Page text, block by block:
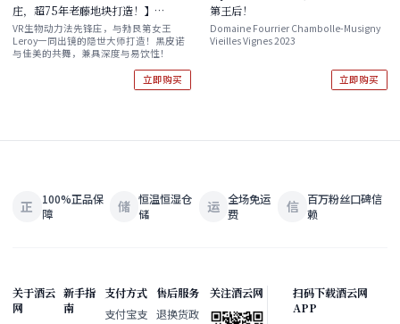
庄，超75年老藤地块打造！】
Domaine Bruno Clavelier
Bourgogne Passe-tout-grains
Vieilles Vignes 2020
VR生物动力法先锋庄，与勃艮第女王
Leroy一同出镜的隐世大师打造！黑皮诺
与佳美的共舞，兼具深度与易饮性！
立即购买
第王后！
Domaine Fourrier Chambolle-Musigny
Vieilles Vignes 2023
立即购买
正
100%正品保
障
储 恒温恒湿仓
储
运 全场免运
费
信 百万粉丝口碑信
赖
关于酒云
网
新手指
南
支付方式
支付宝支
售后服务
退换货政
关注酒云网
扫码下载酒云网
APP